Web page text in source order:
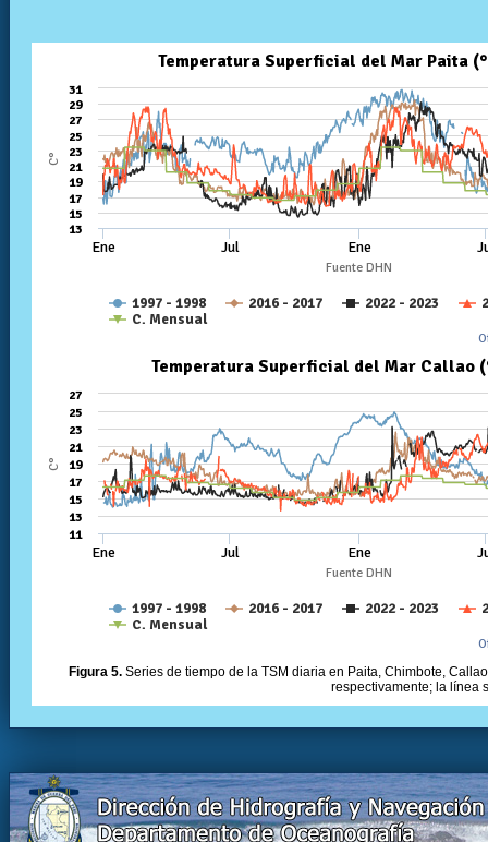
Figura 5. Series de tiempo de la TSM diaria en Paita, Chimbote,
respectivamente; la línea